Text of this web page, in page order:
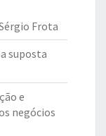
Frota
suposta
e
negócios